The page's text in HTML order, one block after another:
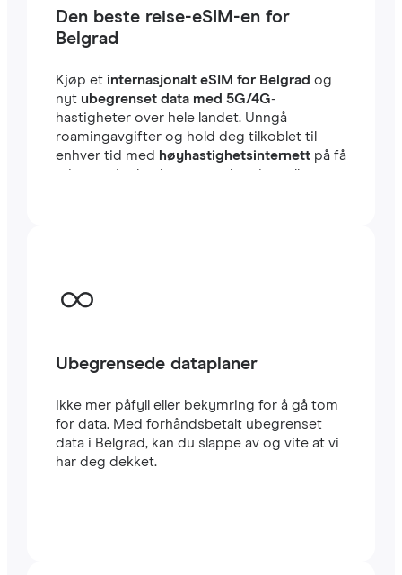
Den beste reise-eSIM-en for
Belgrad
Kjøp et internasjonalt eSIM for Belgrad og
nyt ubegrenset data med 5G/4G-
hastigheter over hele landet. Unngå
roamingavgifter og hold deg tilkoblet til
enhver tid med høyhastighetsinternettpå få
minutter i utlandet, enten du reiser eller
Ubegrensede dataplaner
Ikke mer påfyll eller bekymring for å gå tom
for data. Med forhåndsbetalt ubegrenset
data i Belgrad, kan du slappe av og vite at vi
har deg dekket.